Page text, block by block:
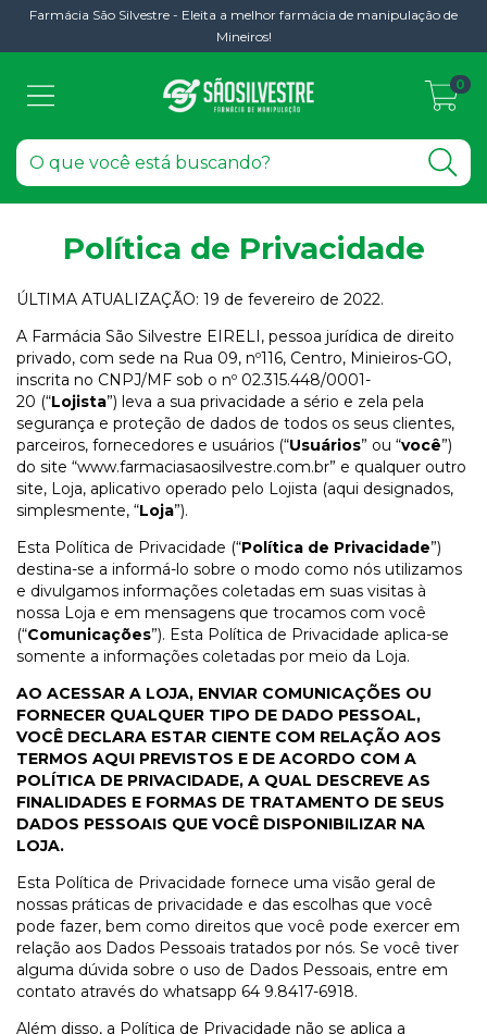
Farmácia São Silvestre - Eleita a melhor farmácia de manipulação de
Mineiros!
0
Política de Privacidade
ÚLTIMA ATUALIZAÇÃO: 19 de fevereiro de 2022.
A Farmácia São Silvestre EIRELI, pessoa jurídica de direito
privado, com sede na Rua 09, nº116, Centro, Minieiros-GO,
inscrita no CNPJ/MF sob o nº 02.315.448/0001-
20 (“Lojista”) leva a sua privacidade a sério e zela pela
segurança e proteção de dados de todos os seus clientes,
parceiros, fornecedores e usuários (“Usuários” ou “você”)
do site “www.farmaciasaosilvestre.com.br” e qualquer outro
site, Loja, aplicativo operado pelo Lojista (aqui designados,
simplesmente, “Loja”).
Esta Política de Privacidade (“Política de Privacidade”)
destina-se a informá-lo sobre o modo como nós utilizamos
e divulgamos informações coletadas em suas visitas à
nossa Loja e em mensagens que trocamos com você
(“Comunicações”). Esta Política de Privacidade aplica-se
somente a informações coletadas por meio da Loja.
AO ACESSAR A LOJA, ENVIAR COMUNICAÇÕES OU
FORNECER QUALQUER TIPO DE DADO PESSOAL,
VOCÊ DECLARA ESTAR CIENTE COM RELAÇÃO AOS
TERMOS AQUI PREVISTOS E DE ACORDO COM A
POLÍTICA DE PRIVACIDADE, A QUAL DESCREVE AS
FINALIDADES E FORMAS DE TRATAMENTO DE SEUS
DADOS PESSOAIS QUE VOCÊ DISPONIBILIZAR NA
LOJA.
Esta Política de Privacidade fornece uma visão geral de
nossas práticas de privacidade e das escolhas que você
pode fazer, bem como direitos que você pode exercer em
relação aos Dados Pessoais tratados por nós. Se você tiver
alguma dúvida sobre o uso de Dados Pessoais, entre em
contato através do whatsapp 64 9.8417-6918.
Além disso, a Política de Privacidade não se aplica a